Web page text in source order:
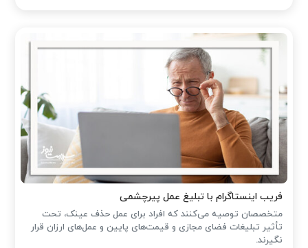
فریب اینستاگرام با تبلیغ عمل پیرچشمی
متخصصان توصیه می‌کنند که افراد برای عمل حذف عینک، تحت
تأثیر تبلیغات فضای مجازی و قیمت‌های پایین و عمل‌های ارزان قرار
نگیرند.